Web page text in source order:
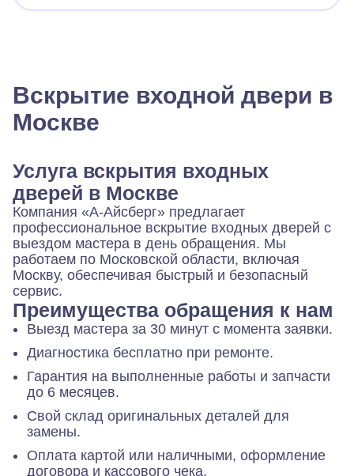
Вскрытие входной двери в
Москве
Услуга вскрытия входных
дверей в Москве
Компания «А-Айсберг» предлагает
профессиональное вскрытие входных дверей с
выездом мастера в день обращения. Мы
работаем по Московской области, включая
Москву, обеспечивая быстрый и безопасный
сервис.
Преимущества обращения к нам
Выезд мастера за 30 минут с момента заявки.
Диагностика бесплатно при ремонте.
Гарантия на выполненные работы и запчасти
до 6 месяцев.
Свой склад оригинальных деталей для
замены.
Оплата картой или наличными, оформление
договора и кассового чека.